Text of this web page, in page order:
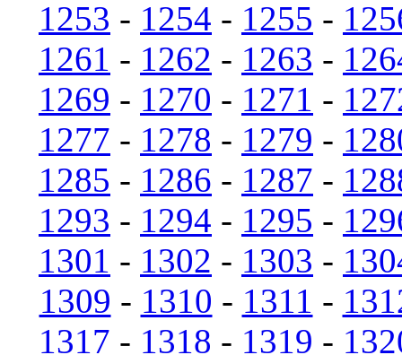
1253 - 1254 - 1255 -
1261 - 1262 - 1263 -
1269 - 1270 - 1271 -
1277 - 1278 - 1279 -
1285 - 1286 - 1287 -
1293 - 1294 - 1295 -
1301 - 1302 - 1303 -
1309 - 1310 - 1311 -
1317 - 1318 - 1319 -